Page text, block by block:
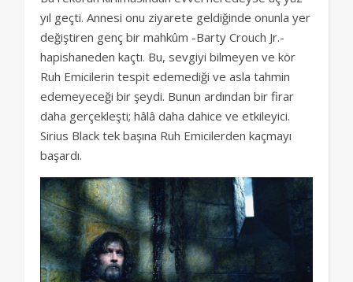
yıl geçti. Annesi onu ziyarete geldiğinde onunla yer
değiştiren genç bir mahkûm -Barty Crouch Jr.-
hapishaneden kaçtı. Bu, sevgiyi bilmeyen ve kör
Ruh Emicilerin tespit edemediği ve asla tahmin
edemeyeceği bir şeydi. Bunun ardından bir firar
daha gerçekleşti; hâlâ daha dahice ve etkileyici.
Sirius Black tek başına Ruh Emicilerden kaçmayı
başardı.